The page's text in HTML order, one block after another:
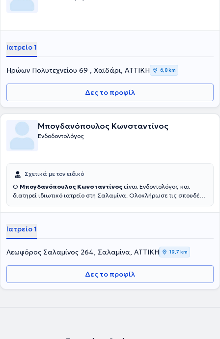
Ιατρείο 1
Ηρώων Πολυτεχνείου 69 , Χαϊδάρι, ΑΤΤΙΚΗ 6,8 km
Δες το προφίλ
Μπογδανόπουλος Κωνσταντίνος
Ενδοδοντολόγος
Σχετικά με τον ειδικό
Ο Μπογδανόπουλος Κωνσταντίνος είναι Ενδοντολόγος και
διατηρεί ιδιωτικό ιατρείο στη Σαλαμίνα. Ολοκλήρωσε τις σπουδές
και στη συνέχεια εργάστηκε για μια δεκαετία στην Πάτρα απ' όπου
Πανεπιστήμιο της Νέας Υόρκης όπου και έλαβε την ειδικότητά του
στην Ενδοδοντολογία, το οποίο Πανεπιστήμιο ιδρύθηκε το 1926 και
είναι η παλαιότερη σχολή στις ΗΠΑ. Επιπλέον έχει παρακολουθήσει
πληθώρα σεμιναρίων και hands on courses. Έχει 25 χρόνια
εμπειρία σε ενδοδοντικα περιστατικά μεγάλου βαθμού δυσκολίας
όπως επαναλήψεις Ε.Θ. και αφαίρεσης σπασμένων εργαλείων
καθώς και μεγάλη εμπειρία στις ακρορριζεκτομές και αφαίρεση
Ιατρείο 1
Λεωφόρος Σαλαμίνος 264, Σαλαμίνα, ΑΤΤΙΚΗ 19,7 km
Δες το προφίλ